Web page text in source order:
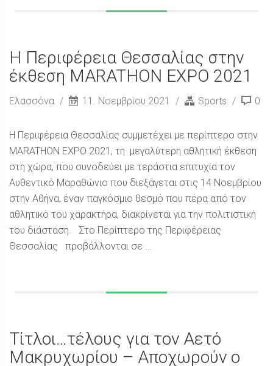
Η Περιφέρεια Θεσσαλίας στην
έκθεση MARATHON EXPO 2021
Ελασσόνα 11. Νοεμβρίου 2021 Sports 0
Η Περιφέρεια Θεσσαλίας συμμετέχει με περίπτερο στην
MARATHON EXPO 2021, τη μεγαλύτερη αθλητική έκθεση
στη χώρα, που συνοδεύει με τεράστια επιτυχία τον
Αυθεντικό Μαραθώνιο που διεξάγεται στις 14 Νοεμβρίου
στην Αθήνα, έναν παγκόσμιο θεσμό που πέρα από τον
αθλητικό του χαρακτήρα, διακρίνεται για την πολιτιστική
του διάσταση. Στο Περίπτερο της Περιφέρειας
Θεσσαλίας προβάλλονται σε ...
Τίτλοι…τέλους για τον Αετό
Μακρυχωρίου – Αποχωρούν ο